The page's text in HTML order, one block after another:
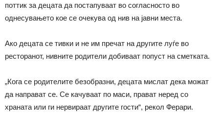
поттик за децата да постапуваат во согласностo во
однесувањето кое се очекува од нив на јавни места.
Ако децата се тивки и не им пречат на другите луѓе во
ресторанот, нивните родители добиваат попуст на сметката.
„Кога се родителите безобразни, децата мислат дека можат
да направат се. Се качуваат по маси, прават неред со
храната или ги нервираат другите гости“, рекол Ферари.